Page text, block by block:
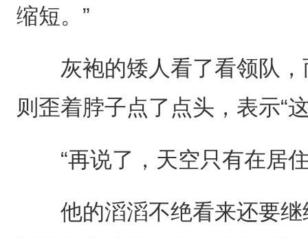
缩短。”
灰袍的矮人看了看领队，
则歪着脖子点了点头，表示“
“再说了，天空只有在居住
他的滔滔不绝看来还要继